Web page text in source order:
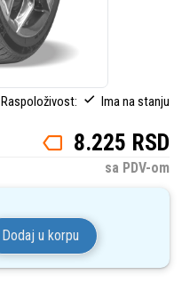
Raspoloživost: Ima na stanju
8.225 RSD
sa PDV-om
Dodaj u korpu